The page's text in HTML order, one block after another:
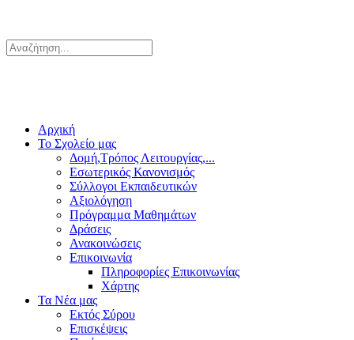
Αρχική
Το Σχολείο μας
Δομή,Τρόπος Λειτουργίας,...
Εσωτερικός Κανονισμός
Σύλλογοι Εκπαιδευτικών
Αξιολόγηση
Πρόγραμμα Μαθημάτων
Δράσεις
Ανακοινώσεις
Επικοινωνία
Πληροφορίες Επικοινωνίας
Χάρτης
Τα Νέα μας
Εκτός Σύρου
Επισκέψεις